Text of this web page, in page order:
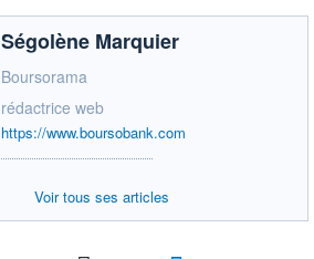
Ségolène Marquier
Boursorama
rédactrice web
https://www.boursobank.com
Voir tous ses articles